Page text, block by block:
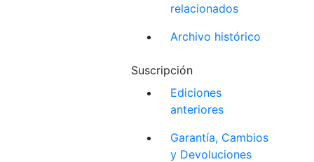
relacionados
Archivo histórico
Suscripción
Ediciones
anteriores
Garantía, Cambios
y Devoluciones